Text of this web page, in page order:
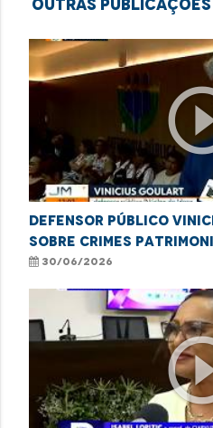
Outras Publicações
Defensor público
sobre crimes
30/06/2026